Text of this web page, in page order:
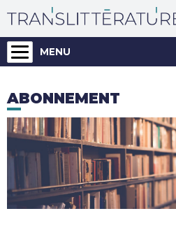
MENU
ABONNEMENT